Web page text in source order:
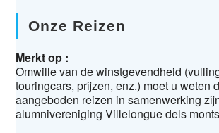
Onze Reizen
Merkt op :
Omwille van de winstgevendheid
touringcars, prijzen, enz.) moet u weten
aangeboden reizen in samenwerking
alumnivereniging Villelongue dels